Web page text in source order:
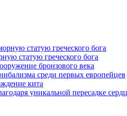
статую греческого бога
бронзового века
среди первых европейцев
кита
уникальной пересадке